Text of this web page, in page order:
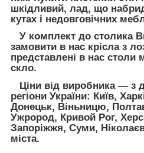
шкідливий, лад, що
кутах і недовговічних
У комплект до столика
замовити в нас крісла з
представлені в нас столи
скло.
Ціни від виробника — з
регіони України: Київ,
Донецьк, Віньницю,
Ужрород, Кривой Рог,
Запоріжжя, Суми,
міста.